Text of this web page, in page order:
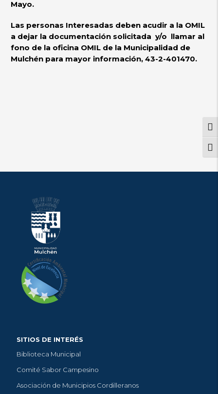
Mayo.
Las personas Interesadas deben acudir a la OMIL
a dejar la documentación solicitada y/o llamar al
fono de la oficina OMIL de la Municipalidad de
Mulchén para mayor información, 43-2-401470.
SITIOS DE INTERÉS
Biblioteca Municipal
Comité Sabor Campesino
Asociación de Municipios Cordilleranos